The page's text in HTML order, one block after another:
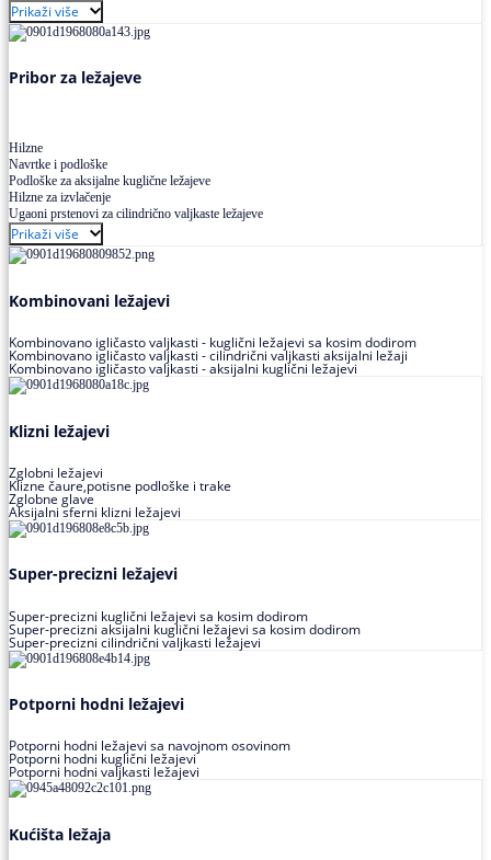
Prikaži više
Pribor za ležajeve
Hilzne
Navrtke i podloške
Podloške za aksijalne kuglične ležajeve
Hilzne za izvlačenje
Ugaoni prstenovi za cilindrično valjkaste ležajeve
Prikaži više
Kombinovani ležajevi
Kombinovano igličasto valjkasti - kuglični ležajevi sa kosim dodirom
Kombinovano igličasto valjkasti - cilindrični valjkasti aksijalni ležaji
Kombinovano igličasto valjkasti - aksijalni kuglični ležajevi
Klizni ležajevi
Zglobni ležajevi
Klizne čaure,potisne podloške i trake
Zglobne glave
Aksijalni sferni klizni ležajevi
Super-precizni ležajevi
Super-precizni kuglični ležajevi sa kosim dodirom
Super-precizni aksijalni kuglični ležajevi sa kosim dodirom
Super-precizni cilindrični valjkasti ležajevi
Potporni hodni ležajevi
Potporni hodni ležajevi sa navojnom osovinom
Potporni hodni kuglični ležajevi
Potporni hodni valjkasti ležajevi
Kućišta ležaja